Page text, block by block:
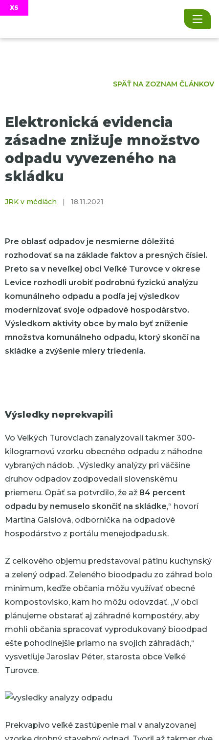
SPÄŤ NA ZOZNAM ČLÁNKOV
Elektronická evidencia
zásadne znižuje množstvo
odpadu vyvezeného na
skládku
JRK v médiách 18.11.2021
Pre oblasť odpadov je nesmierne dôležité
rozhodovať sa na základe faktov a presných čísiel.
Preto sa v neveľkej obci Veľké Turovce v okrese
Levice rozhodli urobiť podrobnú fyzickú analýzu
komunálneho odpadu a podľa jej výsledkov
modernizovať svoje odpadové hospodárstvo.
Výsledkom aktivity obce by malo byť zníženie
množstva komunálneho odpadu, ktorý skončí na
skládke a zvýšenie miery triedenia.
Výsledky neprekvapili
Vo Veľkých Turovciach zanalyzovali takmer 300-
kilogramovú vzorku obecného odpadu z náhodne
vybraných nádob. „Výsledky analýzy pri väčšine
druhov odpadov zodpovedali slovenskému
priemeru. Opäť sa potvrdilo, že až 84 percent
odpadu by nemuselo skončiť na skládke,“ hovorí
Martina Gaislová, odborníčka na odpadové
hospodárstvo z portálu menejodpadu.sk.
Z celkového objemu predstavoval pätinu kuchynský
a zelený odpad. Zeleného bioodpadu zo záhrad bolo
minimum, keďže občania môžu využívať obecné
kompostovisko, kam ho môžu odovzdať. „V obci
plánujeme obstarať aj záhradné kompostéry, aby
mohli občania spracovať vyprodukovaný bioodpad
ešte pohodlnejšie priamo na svojich záhradách,“
vysvetľuje Jaroslav Péter, starosta obce Veľké
Turovce.
Prekvapivo veľké zastúpenie mal v analyzovanej